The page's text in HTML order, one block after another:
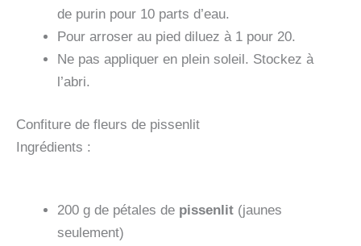
de purin pour 10 parts d’eau.
Pour arroser au pied diluez à 1 pour 20.
Ne pas appliquer en plein soleil. Stockez à
l’abri.
Confiture de fleurs de pissenlit
Ingrédients :
200 g de pétales de pissenlit (jaunes
seulement)